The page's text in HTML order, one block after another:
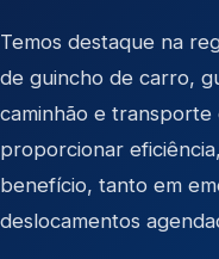
Temos destaque na
de guincho de carro,
caminhão e transporte
proporcionar
benefício, tanto em
deslocamentos